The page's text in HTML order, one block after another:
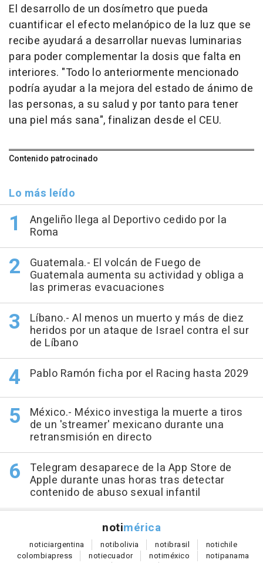
El desarrollo de un dosímetro que pueda
cuantificar el efecto melanópico de la luz que se
recibe ayudará a desarrollar nuevas luminarias
para poder complementar la dosis que falta en
interiores. "Todo lo anteriormente mencionado
podría ayudar a la mejora del estado de ánimo de
las personas, a su salud y por tanto para tener
una piel más sana", finalizan desde el CEU.
Contenido patrocinado
Lo más leído
Angeliño llega al Deportivo cedido por la
Roma
Guatemala.- El volcán de Fuego de
Guatemala aumenta su actividad y obliga a
las primeras evacuaciones
Líbano.- Al menos un muerto y más de diez
heridos por un ataque de Israel contra el sur
de Líbano
Pablo Ramón ficha por el Racing hasta 2029
México.- México investiga la muerte a tiros
de un 'streamer' mexicano durante una
retransmisión en directo
Telegram desaparece de la App Store de
Apple durante unas horas tras detectar
contenido de abuso sexual infantil
notimérica
noticiargentina notibolivia notibrasil notichile
colombiapress notiecuador notiméxico notipanama